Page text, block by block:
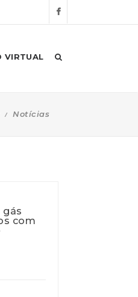
VIRTUAL
Notícias
com